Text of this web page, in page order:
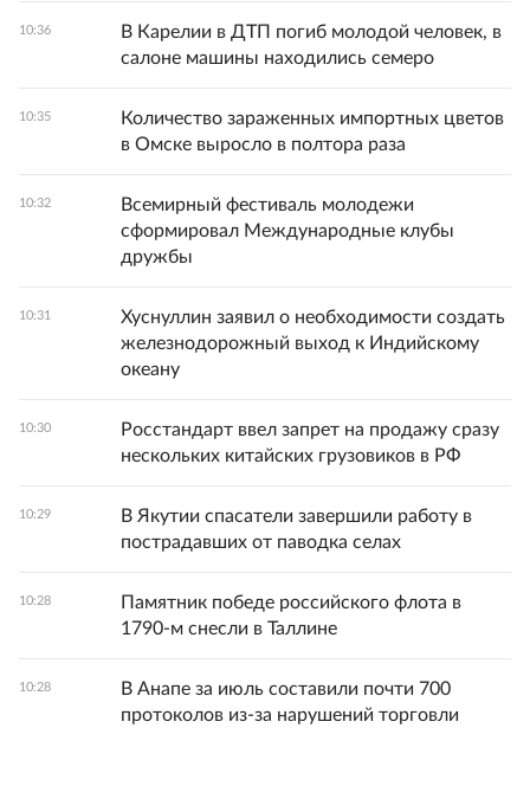
10:36
В Карелии в ДТП погиб молодой человек, в
салоне машины находились семеро
10:35
Количество зараженных импортных цветов
в Омске выросло в полтора раза
10:32
Всемирный фестиваль молодежи
сформировал Международные клубы
дружбы
10:31
Хуснуллин заявил о необходимости создать
железнодорожный выход к Индийскому
океану
10:30
Росстандарт ввел запрет на продажу сразу
нескольких китайских грузовиков в РФ
10:29
В Якутии спасатели завершили работу в
пострадавших от паводка селах
10:28
Памятник победе российского флота в
1790-м снесли в Таллине
10:28
В Анапе за июль составили почти 700
протоколов из-за нарушений торговли